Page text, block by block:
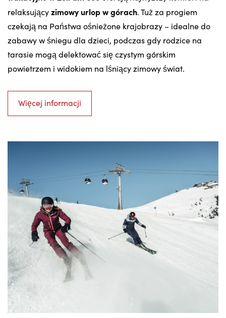
relaksującyzimowy urlop w górach. Tuż za progiem
czekają na Państwa ośnieżone krajobrazy – idealne do
zabawy w śniegu dla dzieci, podczas gdy rodzice na
tarasie mogą delektować się czystym górskim
powietrzem i widokiem na lśniący zimowy świat.
Więcej informacji